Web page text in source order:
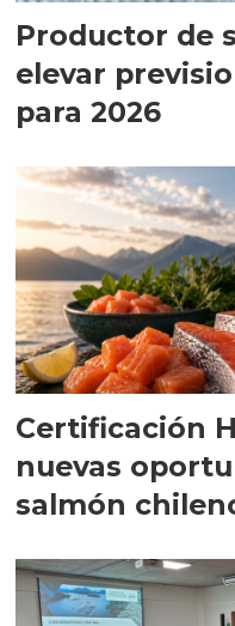
Productor de
elevar
para 2026
Certificación
nuevas
salmón